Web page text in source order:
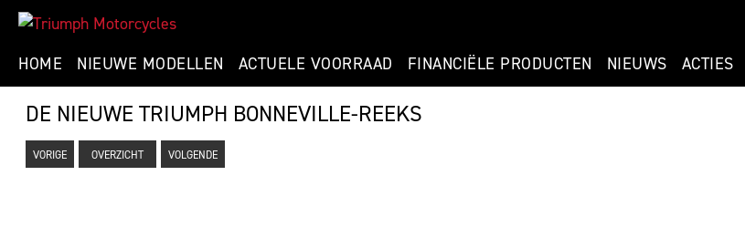
HOME NIEUWE MODELLEN ACTUELE VOORRAAD FINANCIËLE PRODUCTEN NIEUWS ACTIES
DE NIEUWE TRIUMPH BONNEVILLE-REEKS
VORIGE OVERZICHT VOLGENDE